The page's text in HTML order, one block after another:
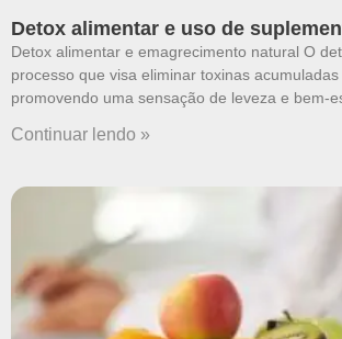
Detox alimentar e uso de
Detox alimentar e emagrecimento natural O
processo que visa eliminar toxinas acumuladas
promovendo uma sensação de leveza e bem-
Continuar lendo »